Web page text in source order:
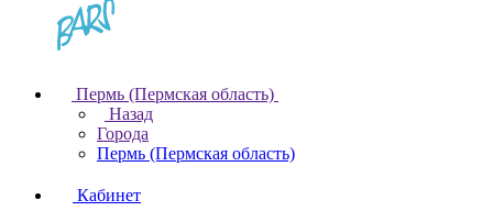
Пермь (Пермская область)
Назад
Города
Пермь (Пермская область)
Кабинет